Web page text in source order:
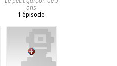
ans
1 épisode